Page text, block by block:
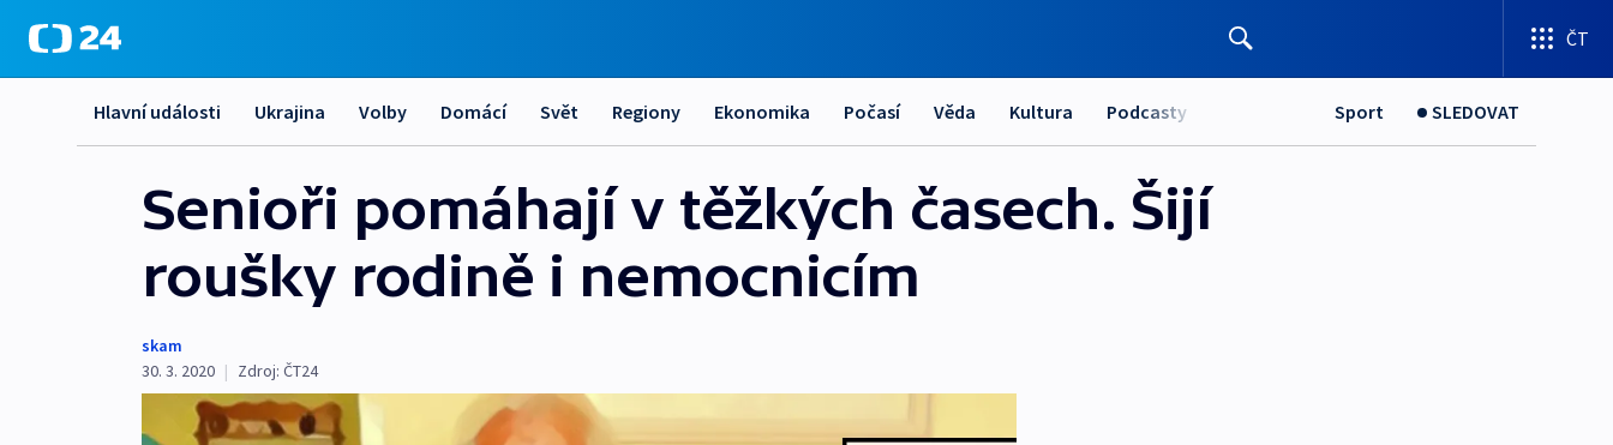
ČT
Hlavní události Ukrajina Volby Domácí Svět Regiony Ekonomika Počasí Věda Kultura Podcasty Sport SLEDOVAT
Senioři pomáhají v těžkých časech. Šijí
roušky rodině i nemocnicím
skam
30. 3. 2020 | Zdroj: ČT24